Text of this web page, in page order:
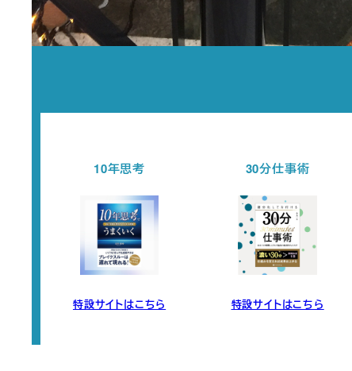
10年思考
特設サイトはこちら
30分仕事術
特設サイトはこちら